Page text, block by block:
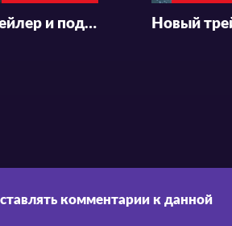
Трейлер и подробности аниме «Ore dake Level Up na Ken»
комментарии к данной